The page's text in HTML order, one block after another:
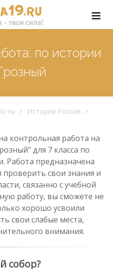
по истории
История России
контрольная работа на
для 7 класса по
Работа предназначена
свои знания и
связанно с учебной
работу, вы сможете не
хорошо усвоили
свои слабые места,
внимания.
собор?